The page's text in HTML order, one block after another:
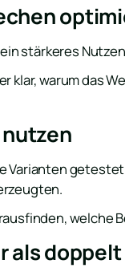
stärkeres
klar, warum das
Varianten
welche
als